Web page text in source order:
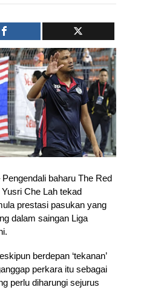
baharu The Red
Che Lah tekad
prestasi pasukan yang
dalam saingan Liga
berdepan ‘tekanan’
perkara itu sebagai
perlu diharungi sejurus